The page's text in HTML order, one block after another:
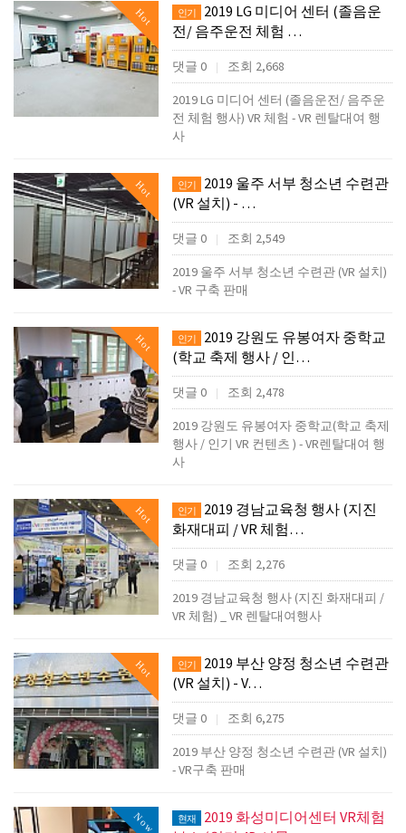
Hot 인기
2019 LG 미디어 센터 (졸음운
전/ 음주운전 체험 …
댓글 0 | 조회 2,668
2019 LG 미디어 센터 (졸음운전/ 음주운
전 체험 행사) VR 체험 - VR 렌탈대여 행
사
Hot 인기
2019 울주 서부 청소년 수련관
(VR 설치) - …
댓글 0 | 조회 2,549
2019 울주 서부 청소년 수련관 (VR 설치)
- VR 구축 판매
Hot 인기
2019 강원도 유봉여자 중학교
(학교 축제 행사 / 인…
댓글 0 | 조회 2,478
2019 강원도 유봉여자 중학교(학교 축제
행사 / 인기 VR 컨텐츠 ) - VR렌탈대여 행
사
Hot 인기
2019 경남교육청 행사 (지진
화재대피 / VR 체험…
댓글 0 | 조회 2,276
2019 경남교육청 행사 (지진 화재대피 /
VR 체험) _ VR 렌탈대여행사
Hot 인기
2019 부산 양정 청소년 수련관
(VR 설치) - V…
댓글 0 | 조회 6,275
2019 부산 양정 청소년 수련관 (VR 설치)
- VR구축 판매
Now 현재
2019 화성미디어센터 VR체험